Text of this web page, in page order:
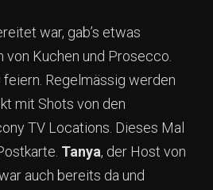
war, gab’s etwas
von Kuchen und Prosecco.
feiern. Regelmässig werden
mit Shots von den
TV Locations. Dieses Mal
Tanya, der Host von
auch bereits da und